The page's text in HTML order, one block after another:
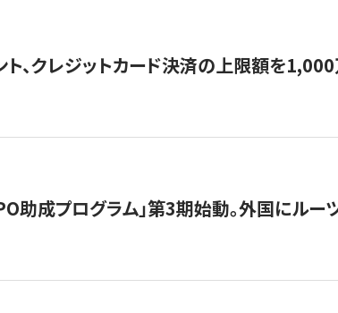
、クレジットカード決済の上限額を
助成プログラム」第3期始動。外国にル